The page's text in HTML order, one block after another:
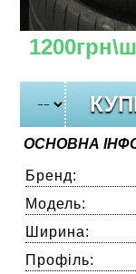
ОСНОВНА
Бренд:
Модель:
Ширина:
Профіль: